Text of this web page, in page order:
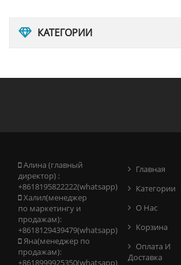
КАТЕГОРИИ
Алина (главный
директор) :
+8618195822222(whatsapp)
Халил(менеджер
по маркетингу и
продажам):
+8618129439479(whatsapp)
Яна(менеджер по
продажам):
+8618999925350(whatsapp)
Главная
Категории
О Нас
Корзина
Оплата И
Доставка